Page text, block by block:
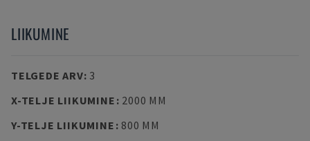
LIIKUMINE
TELGEDE ARV: 3
X-TELJE LIIKUMINE : 2000 MM
Y-TELJE LIIKUMINE : 800 MM